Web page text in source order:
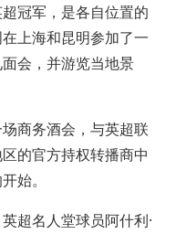
冠军，是各自位置的
上海和昆明参加了一
会，并游览当地景
商务酒会，与英超联
的官方持权转播商中
始。
超名人堂球员阿什利·